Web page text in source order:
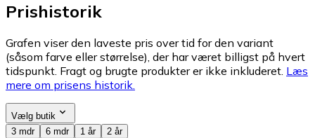
Prishistorik
Grafen viser den laveste pris over tid for den variant
(såsom farve eller størrelse), der har været billigst på hvert
tidspunkt. Fragt og brugte produkter er ikke inkluderet. Læs
mere om prisens historik.
Vælg butik
3 mdr
6 mdr 1 år 2 år